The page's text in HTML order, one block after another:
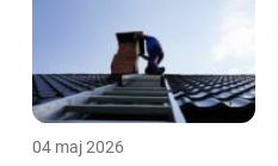
04 maj 2026